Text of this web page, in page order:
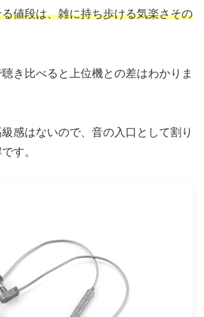
値段は、雑に持ち歩ける気楽さその
き比べると上位機との差はわかりま
感はないので、音の入口として割り
す。